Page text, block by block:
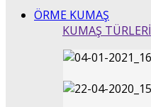
ÖRME KUMAŞ
KUMAŞ TÜRLERİ